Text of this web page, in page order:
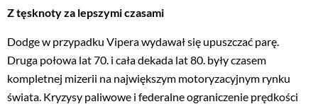
Z tęsknoty za lepszymi czasami
Dodge w przypadku Vipera wydawał się upuszczać parę.
Druga połowa lat 70. i cała dekada lat 80. były czasem
kompletnej mizerii na największym motoryzacyjnym rynku
świata. Kryzysy paliwowe i federalne ograniczenie prędkości